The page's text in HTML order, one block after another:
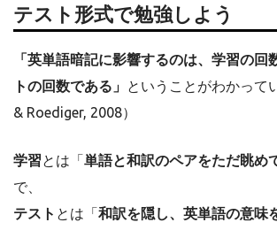
テスト 形式で勉強しよう
「英単語暗記に影響するのは、学習の回
トの回数である」 ということがわかって
& Roediger, 2008）
学習とは「単語と和訳のペアをただ眺め
で、
テスト とは「和訳を隠し、英単語の意味